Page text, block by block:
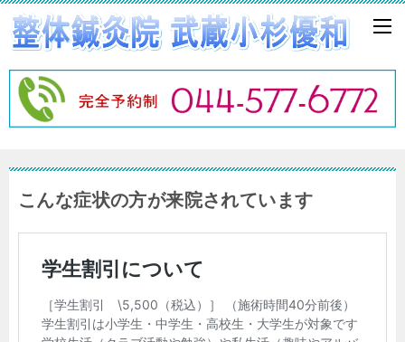
こんな症状の方が来院されています